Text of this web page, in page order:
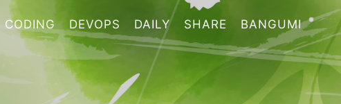
CODING DEVOPS DAILY SHARE BANGUMI